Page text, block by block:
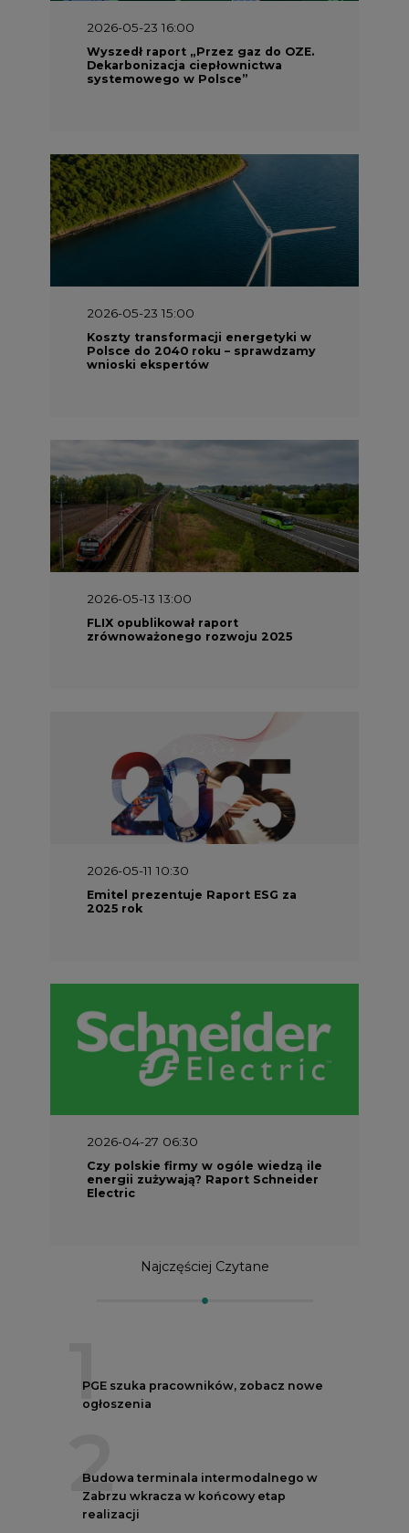
2026-05-23 16:00
Wyszedł raport „Przez gaz do OZE.
Dekarbonizacja ciepłownictwa
systemowego w Polsce”
2026-05-23 15:00
Koszty transformacji energetyki w
Polsce do 2040 roku – sprawdzamy
wnioski ekspertów
2026-05-13 13:00
FLIX opublikował raport
zrównoważonego rozwoju 2025
2026-05-11 10:30
Emitel prezentuje Raport ESG za
2025 rok
2026-04-27 06:30
Czy polskie firmy w ogóle wiedzą ile
energii zużywają? Raport Schneider
Electric
Najczęściej Czytane
1
PGE szuka pracowników, zobacz nowe
ogłoszenia
2
Budowa terminala intermodalnego w
Zabrzu wkracza w końcowy etap
realizacji